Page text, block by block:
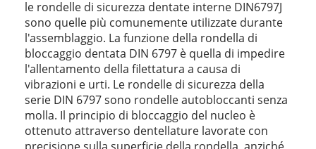
le rondelle di sicurezza dentate interne DIN6797J
sono quelle più comunemente utilizzate durante
l'assemblaggio. La funzione della rondella di
bloccaggio dentata DIN 6797 è quella di impedire
l'allentamento della filettatura a causa di
vibrazioni e urti. Le rondelle di sicurezza della
serie DIN 6797 sono rondelle autobloccanti senza
molla. Il principio di bloccaggio del nucleo è
ottenuto attraverso dentellature lavorate con